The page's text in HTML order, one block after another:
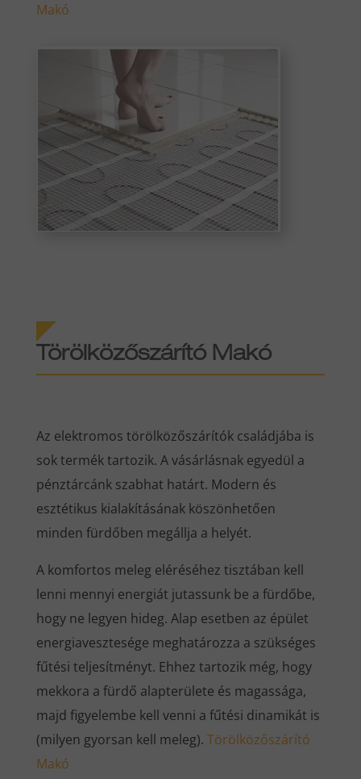
Makó
Törölközőszárító Makó
Az elektromos törölközőszárítók családjába is
sok termék tartozik. A vásárlásnak egyedül a
pénztárcánk szabhat határt. Modern és
esztétikus kialakításának köszönhetően
minden fürdőben megállja a helyét.
A komfortos meleg eléréséhez tisztában kell
lenni mennyi energiát jutassunk be a fürdőbe,
hogy ne legyen hideg. Alap esetben az épület
energiavesztesége meghatározza a szükséges
fűtési teljesítményt. Ehhez tartozik még, hogy
mekkora a fürdő alapterülete és magassága,
majd figyelembe kell venni a fűtési dinamikát is
(milyen gyorsan kell meleg). Törölközőszárító
Makó